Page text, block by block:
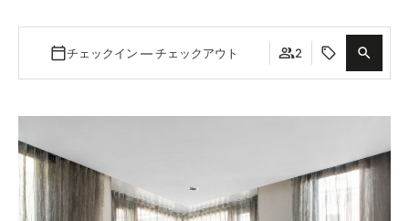
チェックイン — チェックアウト 2